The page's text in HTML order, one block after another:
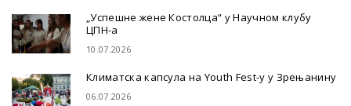
„Успешне жене Костолца“ у Научном клубу
ЦПН-а
10.07.2026
Климатска капсула на Youth Fest-у у Зрењанину
06.07.2026